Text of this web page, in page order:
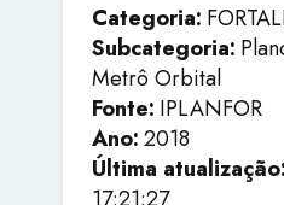
Categoria:
Subcategoria:
Metrô Orbital
Fonte: IPLANFOR
Ano:2018
Última atualização:
17:21:27